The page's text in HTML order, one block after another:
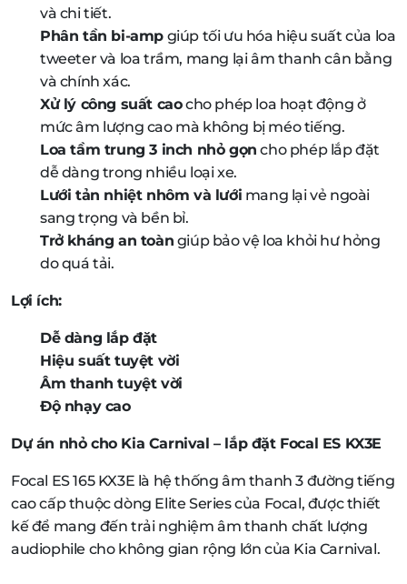
và chi tiết.
Phân tần bi-amp giúp tối ưu hóa hiệu suất của loa
tweeter và loa trầm, mang lại âm thanh cân bằng
và chính xác.
Xử lý công suất caocho phép loa hoạt động ở
mức âm lượng cao mà không bị méo tiếng.
Loa tầm trung 3 inch nhỏ gọn cho phép lắp đặt
dễ dàng trong nhiều loại xe.
Lưới tản nhiệt nhôm và lưới mang lại vẻ ngoài
sang trọng và bền bỉ.
Trở kháng an toàn giúp bảo vệ loa khỏi hư hỏng
do quá tải.
Lợi ích:
Dễ dàng lắp đặt
Hiệu suất tuyệt vời
Âm thanh tuyệt vời
Độ nhạy cao
Dự án nhỏ cho Kia Carnival – lắp đặt Focal ES KX3E
Focal ES 165 KX3E là hệ thống âm thanh 3 đường tiếng
cao cấp thuộc dòng Elite Series của Focal, được thiết
kế để mang đến trải nghiệm âm thanh chất lượng
audiophile cho không gian rộng lớn của Kia Carnival.